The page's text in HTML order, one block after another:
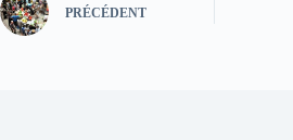
PRÉCÉDENT